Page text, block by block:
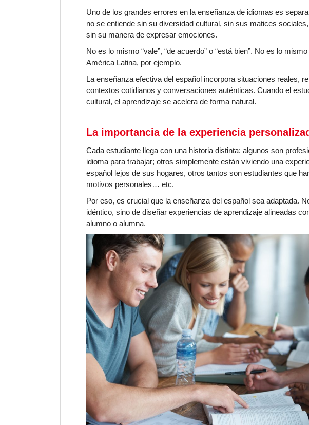
Uno de los grandes errores en la enseñanza de idiomas es
no se entiende sin su diversidad cultural, sin sus matices
sin su manera de expresar emociones.
No es lo mismo “vale”, “de acuerdo” o “está bien”. No es lo
América Latina, por ejemplo.
La enseñanza efectiva del español incorpora situaciones reales,
contextos cotidianos y conversaciones auténticas. Cuando el
cultural, el aprendizaje se acelera de forma natural.
La importancia de la experiencia
Cada estudiante llega con una historia distinta: algunos son
idioma para trabajar; otros simplemente están viviendo una
español lejos de sus hogares, otros tantos son estudiantes que
motivos personales… etc.
Por eso, es crucial que la enseñanza del español sea adaptada.
idéntico, sino de diseñar experiencias de aprendizaje alineadas
alumno o alumna.